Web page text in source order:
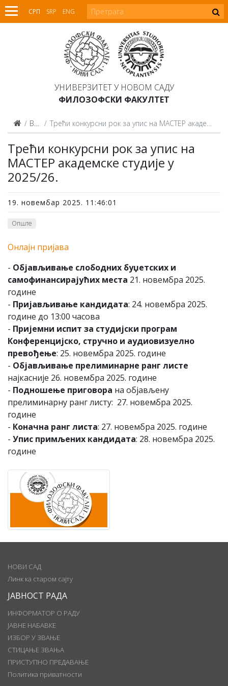
СРП SRP ENG
УНИВЕРЗИТЕТ У НОВОМ САДУ
ФИЛОЗОФСКИ ФАКУЛТЕТ
Вести Трећи конкурсни рок за упис на МАСТЕР академске студије у 2025/26.
Трећи конкурсни рок за упис на
МАСТЕР академске студије у
2025/26.
19. новембар 2025. 11:46:01
Опште
Онлајн пријава
- Објављивање слободних буџетских и
самофинансирајућих места 21. новембра 2025.
године
- Пријављивање кандидата: 24. новембра 2025.
године до 13:00 часова
- Пријемни испит за студијски програм
Конференцијско, стручно и аудиовизуелно
превођење: 25. новембра 2025. године
- Објављивање прелиминарне ранг листе
најкасније 26. новембра 2025. године
- Подношење приговора на објављену
прелиминарну ранг листу: 27. новембра 2025.
године
- Коначна ранг листа: 27. новембра 2025. године
- Упис примљених кандидата: 28. новембра 2025.
године
НОВИ САД
Линк ка старом сајту
ЈАВНОСТ РАДА
ИНФОРМАТОР О РАДУ
ЈАВНЕ НАБАВКЕ
ИЗБОР У ЗВАЊЕ
СТИЦАЊЕ ЗВАЊА
ПРИСТУПНО ПРЕДАВАЊЕ
Политика приватности